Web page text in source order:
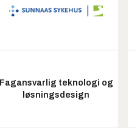
Fagansvarlig teknologi og
løsningsdesign